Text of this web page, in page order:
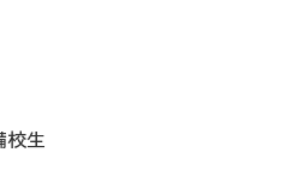
生